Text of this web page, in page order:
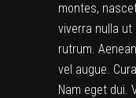
montes,
viverra nulla
rutrum.
vel augue.
Nam eget dui.